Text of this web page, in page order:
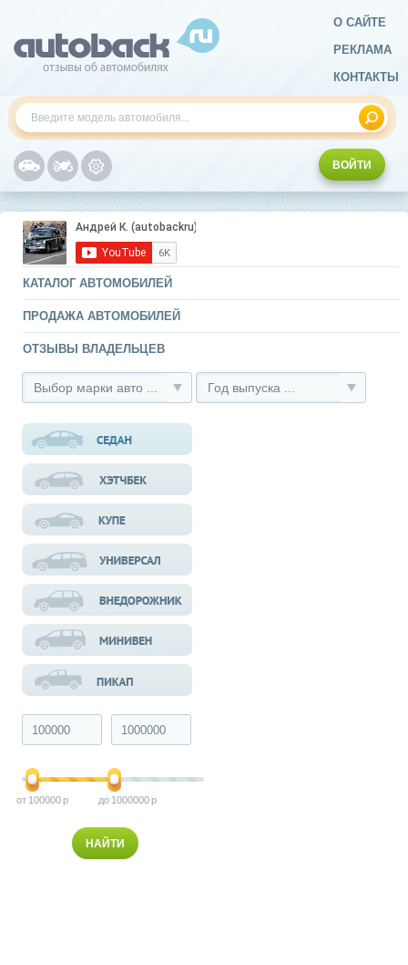
О САЙТЕ
РЕКЛАМА
КОНТАКТЫ
ВОЙТИ
КАТАЛОГ АВТОМОБИЛЕЙ
ПРОДАЖА АВТОМОБИЛЕЙ
ОТЗЫВЫ ВЛАДЕЛЬЦЕВ
Выбор марки авто ... Год выпуска ...
100000 1000000